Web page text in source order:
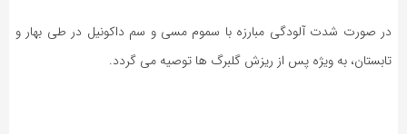
در صورت شدت آلودگی مبارزه با سموم مسی و سم داکونیل در طی بهار و
تابستان، به ویژه پس از ریزش گلبرگ ها توصیه می گردد.